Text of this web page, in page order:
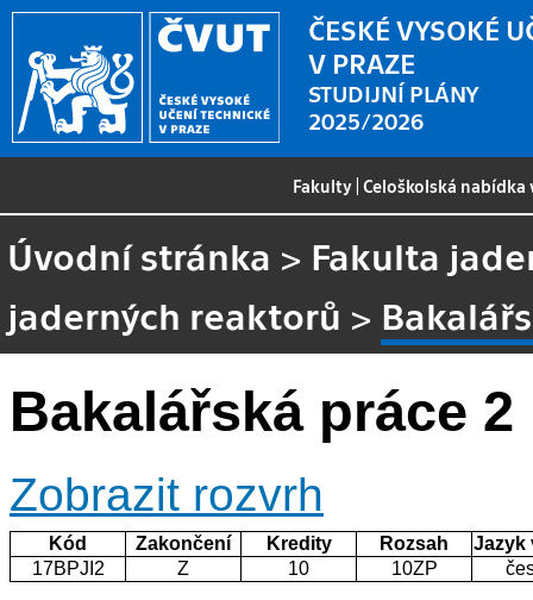
ČESKÉ VYSOKÉ
V PRAZE
STUDIJNÍ PLÁNY
2025/2026
Fakulty |Celoškolská
Úvodní stránka > Fakulta
jaderných reaktorů >
Bakalářská práce 2
Zobrazit rozvrh
Kód Zakončení Kredity Rozsah
Jazyk
17BPJI2
Z 10 10ZP